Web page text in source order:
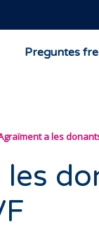
Preguntes
a les